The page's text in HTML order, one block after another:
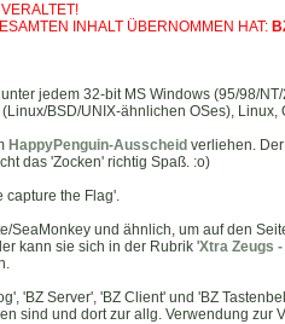
INHALT ÜBERNOMMEN HAT:
jedem 32-bit MS Windows (95/98/
BSD/UNIX-ähnlichen OSes), Linux,
HappyPenguin-Ausscheid verliehen.
das 'Zocken' richtig Spaß. :o)
capture the Flag'.
SeaMonkey und ähnlich, um auf den
kann sie sich in der Rubrik 'Xtra Zeugs
'BZ Server', 'BZ Client' und 'BZ
sind und dort zur allg. Verwendung zur